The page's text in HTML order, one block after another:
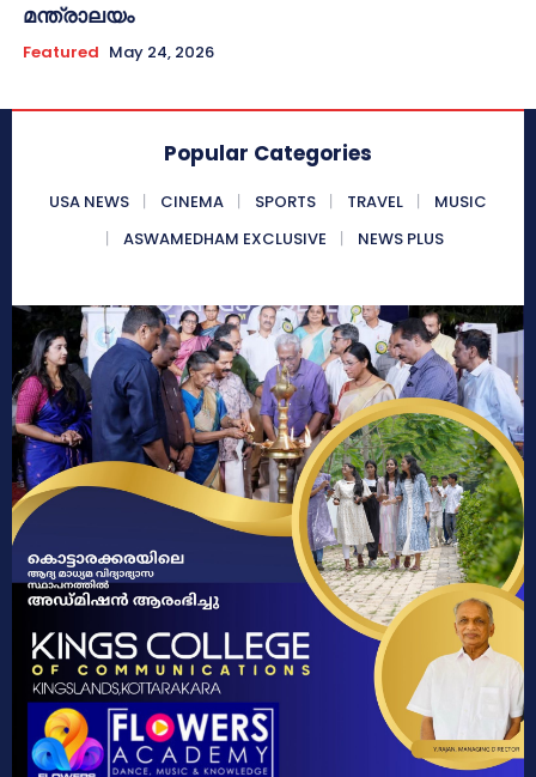
മന്ത്രാലയം
Featured May 24, 2026
Popular Categories
USA NEWS CINEMA SPORTS TRAVEL
MUSIC
ASWAMEDHAM EXCLUSIVE
NEWS PLUS